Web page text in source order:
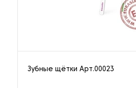
Зубные щётки Арт.00023